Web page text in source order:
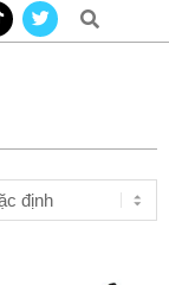
Search